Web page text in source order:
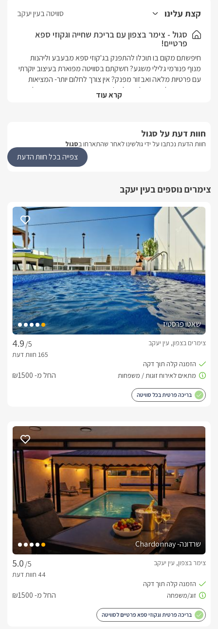
של הסוויטה תיהנו מקירוי איכותי ויפהפה, מסך LCD טמון בקיר לבנים,
פינת ישיבה נוחה, שולחן סנוקר, ערסל מעוצב, מיטות שיזןף, בריכת
שחייה בנויה וחלוקי נחל לצדה, ג'קוזי ספא מפואר ונוף פנורמי מרהיב
הניתן לצפייה הישר מהג'קוזי, שלא במקרה הונח שם... מחשבה יוצרת
מציאות!
קצת עלינו סוויטה בעין יעקב
סגול - צימר בצפון עם בריכת שחייה וגקוזי ספא
פרטיים!
במתחם החוץ תוכלו ליהנות מנוף של הרי ויערות הגליל הנשקף
מבט פנים
אינטימית וזוגית. בסוויטה המרווחת תיהנו ממיטה זוגית מפנקת, מסך
קומפלט, פינת ישיבה מלכותית, חדר רחצה זוגי הכולל כיור זוגי
ומקלחון ראש גשם כפול וחדר ילדים נפרד ומאובזר היטב.במתחם
החוץ הפרטי תיהנו מבריכת שחייה בנויה(מחוממת ומקורה
בחורף) בעלת רצפת פסיפס וחלוקי נחל, מיטות שיזוף, מסך LCD,
פינות ישיבה, פינת ברביקיו עם כיור עבודה צמוד וג'קוזי ספא מקצועי
היושב על קו הנוף.
כלול באירוח
בקבוק יין משובח, קפסולות, חלב, עוגיות פריכות, שוקולדים
ריחניים.עיסוייםבתוספת תשלום תוכלו ליהנות מטיפולי ספא מפנקים
על שפת הבריכה או ברחבת הסוויטה לבחירתכם.
בתיאום מראש תוכלו ליהנות מארוחת בוקר עשירה ומפנקת
ומארוחות שף מגוונות היוגשו אליכם ישירות לסוויטה.
לצפייה במדיניות ותנאי הזמנה -לחצו כאן
לידיעתכם, הפרטים המוצגים באתר: התפוסה המחירים והמבצעים
מעודכנים ומאומתים. תוכלו לבדוק ולבצע הזמנה באהבה רבה ♥
לפרטים נוספים או שאלות אנחנו פה לשירותכם
בברכה, רינה -052-9171892
קרא עוד
חוות דעת על סגול
חוות הדעת נכתבו על ידי גולשינו לאחר שהתארחו בסגול
צפייה בכל חוות הדעת
צימרים נוספים בעין יעקב
שאטו פרסטיז
/5
צימרים בצפון, עין יעקב
החל מ- ₪1500
בריכה פרטית בכל סוויטה
שרדונה- Chardonnay
/5
צימר בצפון, עין יעקב
החל מ- ₪1500
בריכה פרטית וגקוזי ספא פרטיים לסוויטה